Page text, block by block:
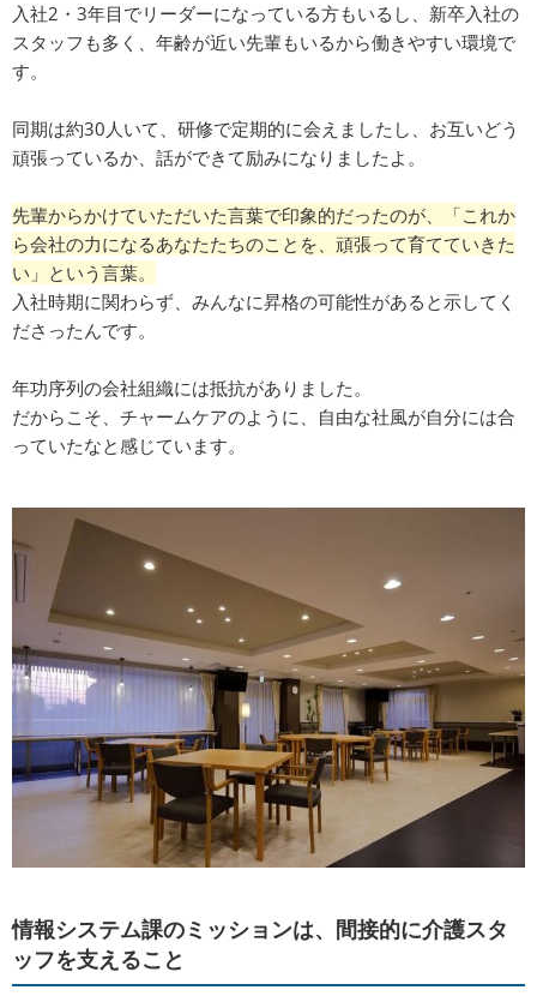
入社2・3年目でリーダーになっている方もいるし、新卒入社の
スタッフも多く、年齢が近い先輩もいるから働きやすい環境で
す。
同期は約30人いて、研修で定期的に会えましたし、お互いどう
頑張っているか、話ができて励みになりましたよ。
先輩からかけていただいた言葉で印象的だったのが、「これか
ら会社の力になるあなたたちのことを、頑張って育てていきた
い」という言葉。
入社時期に関わらず、みんなに昇格の可能性があると示してく
ださったんです。
年功序列の会社組織には抵抗がありました。
だからこそ、チャームケアのように、自由な社風が自分には合
っていたなと感じています。
情報システム課のミッションは、間接的に介護スタ
ッフを支えること